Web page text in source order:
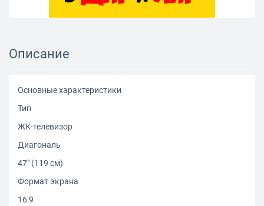
Описание
Основные характеристики
Тип
ЖК-телевизор
Диагональ
47" (119 см)
Формат экрана
16:9